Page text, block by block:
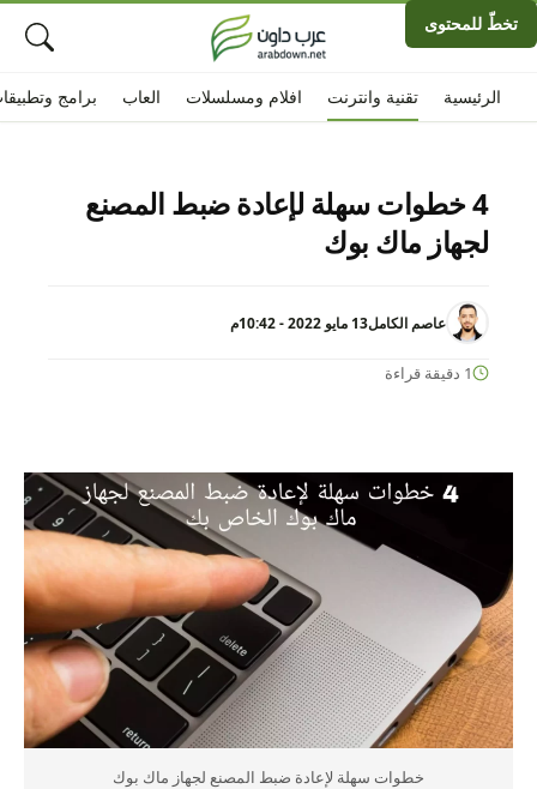
تخطّ للمحتوى
الرئيسية افلام ومسلسلات تقنية وانترنت العاب برامج
4 خطوات سهلة لإعادة ضبط المصنع
لجهاز ماك بوك
عاصم الكامل13 مايو 2022 - 10:42م
1 دقيقة قراءة
خطوات سهلة لإعادة ضبط المصنع لجهاز ماك بوك